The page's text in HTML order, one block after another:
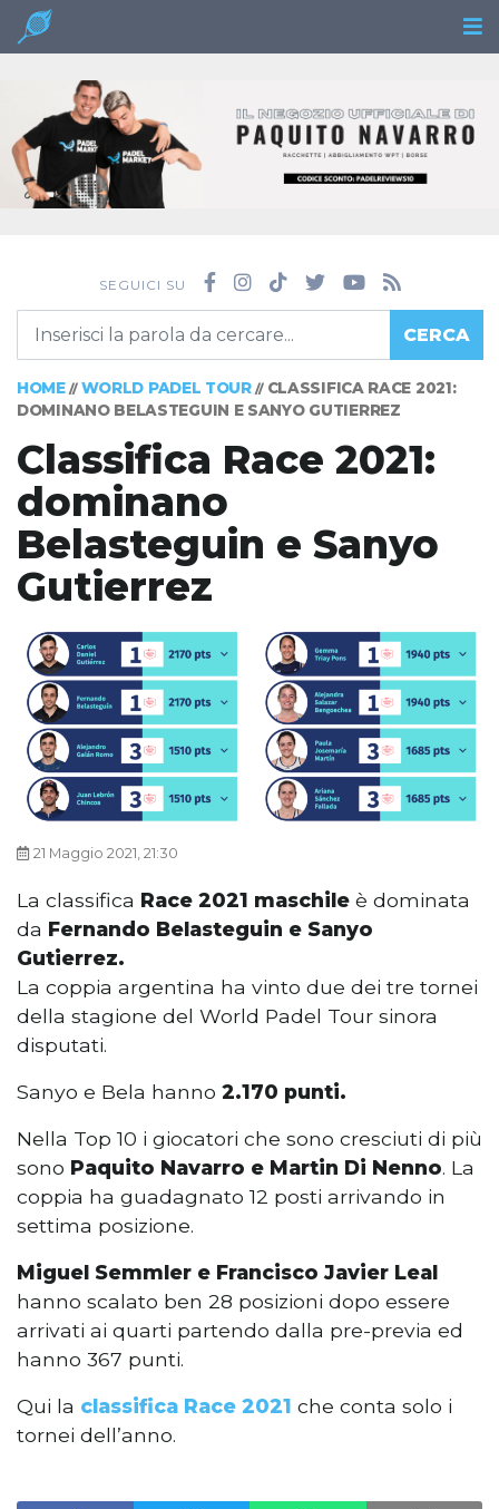
SEGUICI SU
CERCA
HOME// WORLD PADEL TOUR// CLASSIFICA RACE 2021:
DOMINANO BELASTEGUIN E SANYO GUTIERREZ
Classifica Race 2021:
dominano
Belasteguin e Sanyo
Gutierrez
21 Maggio 2021, 21:30
La classifica Race 2021 maschile è dominata
da Fernando Belasteguin e Sanyo
Gutierrez.
La coppia argentina ha vinto due dei tre tornei
della stagione del World Padel Tour sinora
disputati.
Sanyo e Bela hanno 2.170 punti.
Nella Top 10 i giocatori che sono cresciuti di più
sono Paquito Navarro e Martin Di Nenno. La
coppia ha guadagnato 12 posti arrivando in
settima posizione.
Miguel Semmler e Francisco Javier Leal
hanno scalato ben 28 posizioni dopo essere
arrivati ai quarti partendo dalla pre-previa ed
hanno 367 punti.
Qui la classifica Race 2021 che conta solo i
tornei dell’anno.